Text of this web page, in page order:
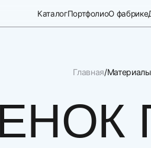
КаталогПортфолиоО фабрике
Главная Материалы